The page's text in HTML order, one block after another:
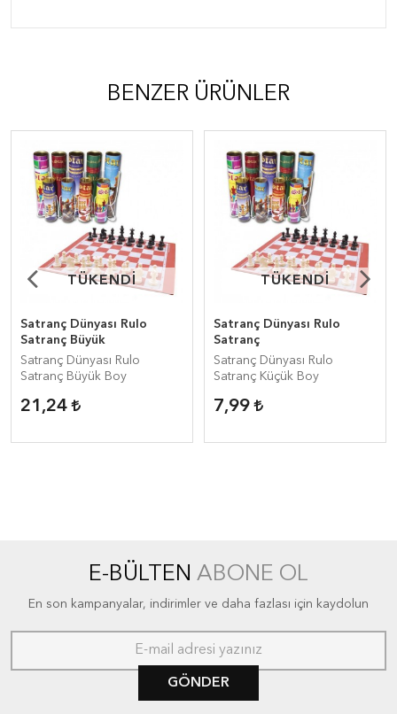
BENZER ÜRÜNLER
TÜKENDİ
TÜKENDİ
Satranç Dünyası Rulo
Satranç Büyük
Satranç Dünyası Rulo
Satranç Büyük Boy
21,24
TÜKENDİ
TÜKENDİ
Satranç Dünyası Rulo
Satranç
Satranç Dünyası Rulo
Satranç Küçük Boy
7,99
E-BÜLTEN ABONE OL
En son kampanyalar, indirimler ve daha fazlası için kaydolun
GÖNDER